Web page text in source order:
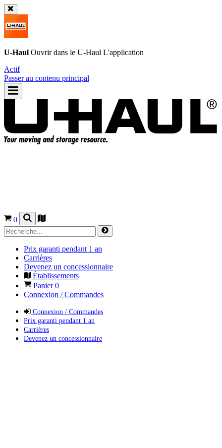
U-Haul Ouvrir dans le U-Haul L'application
Actif
Passer au contenu principal
0
Prix garanti pendant 1 an
Carrières
Devenez un concessionnaire
Établissements
Panier0
Connexion / Commandes
Connexion / Commandes
Prix garanti pendant 1 an
Carrières
Devenez un concessionnaire